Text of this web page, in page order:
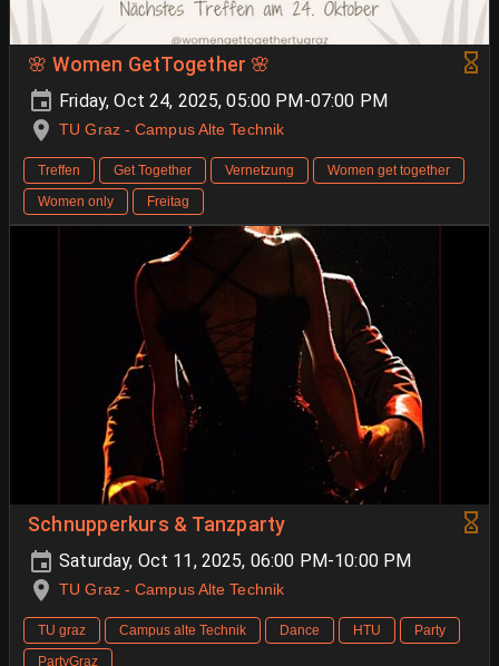
🌸 Women GetTogether 🌸
Friday, Oct 24, 2025, 05:00 PM-07:00 PM
TU Graz - Campus Alte Technik
Treffen Get Together Vernetzung
Women get together
Women only
Freitag
Schnupperkurs & Tanzparty
Saturday, Oct 11, 2025, 06:00 PM-10:00 PM
TU Graz - Campus Alte Technik
TU graz Campus alte Technik Dance HTU
Party
PartyGraz